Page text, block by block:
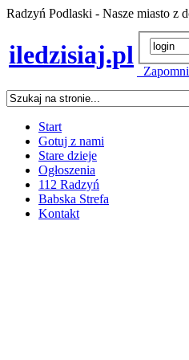
Radzyń Podlaski - Nasze miasto z
iledzisiaj.pl
Start
Gotuj z nami
Stare dzieje
Ogłoszenia
112 Radzyń
Babska Strefa
Kontakt